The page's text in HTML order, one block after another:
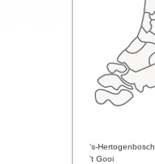
's-Hertogenbosch
't Gooi